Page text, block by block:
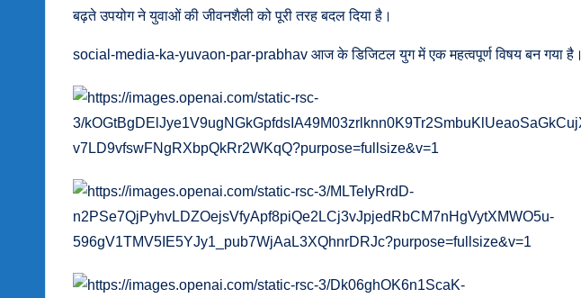
बढ़ते उपयोग ने युवाओं की जीवनशैली को पूरी तरह बदल दिया है।
social-media-ka-yuvaon-par-prabhav आज के डिजिटल युग में एक महत्वपूर्ण विषय बन गया है।